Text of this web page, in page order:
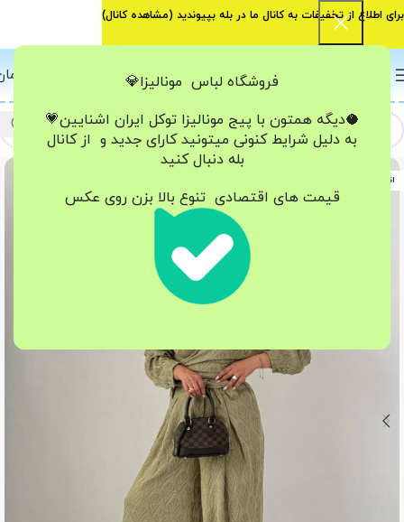
فروشگاه لباس مونالیزا💎
🥥دیگه همتون با پیج مونالیزا تو‌کل ایران اشنایین💗
به دلیل شرایط کنونی میتونید کارای جدید و از کانال
بله دنبال کنید
قیمت های اقتصادی تنوع بالا بزن روی عکس
اتمام موجودی
برای اطلاع از تخفیفات به کانال ما در بله بپیوندید (مشاهده کانال)